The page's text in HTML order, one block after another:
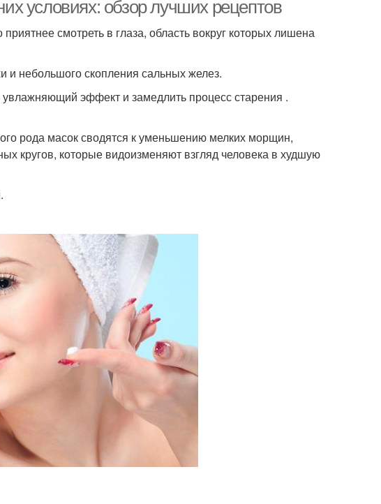
условиях: обзор лучших рецептов
смотреть в глаза, область вокруг которых лишена
и небольшого скопления сальных желез.
эффект и замедлить процесс старения .
рода масок сводятся к уменьшению мелких морщин,
кругов, которые видоизменяют взгляд человека в худшую